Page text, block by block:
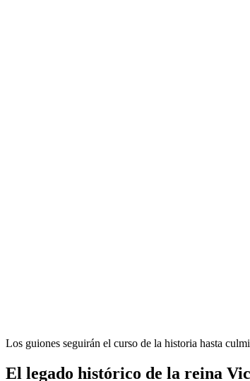
Los guiones seguirán el curso de la historia hasta
El legado histórico de la reina